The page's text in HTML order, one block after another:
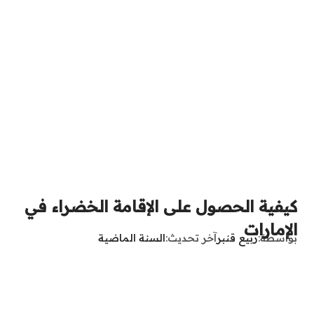
كيفية الحصول على الإقامة الخضراء في
الإمارات
بواسطةربيع قنبرآخر تحديث السنة الماضية